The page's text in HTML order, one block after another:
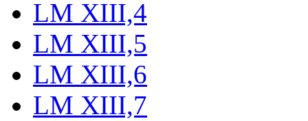
LM XIII,4
LM XIII,5
LM XIII,6
LM XIII,7